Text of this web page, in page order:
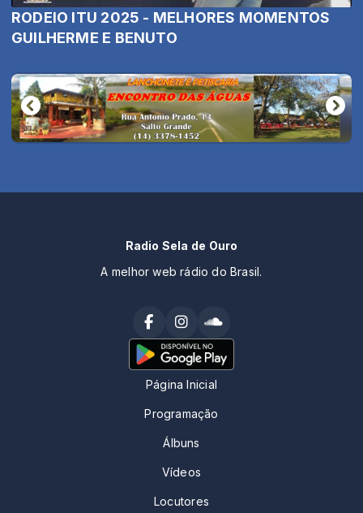
RODEIO ITU 2025 - MELHORES MOMENTOS
GUILHERME E BENUTO
Radio Sela de Ouro
A melhor web rádio do Brasil.
Página Inicial
Programação
Álbuns
Vídeos
Locutores